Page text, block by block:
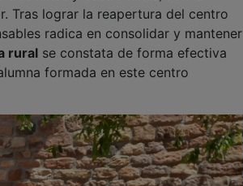
formada en este centro